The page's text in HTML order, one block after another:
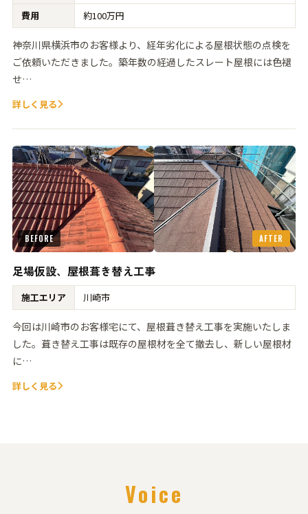
費用
約100万円
神奈川県横浜市のお客様より、経年劣化による屋根状態の点検を
ご依頼いただきました。築年数の経過したスレート屋根には色褪
せ…
詳しく見る
BEFORE AFTER
足場仮設、屋根葺き替え工事
施工エリア 川崎市
今回は川崎市のお客様宅にて、屋根葺き替え工事を実施いたしま
した。葺き替え工事は既存の屋根材を全て撤去し、新しい屋根材
に…
詳しく見る
Voice